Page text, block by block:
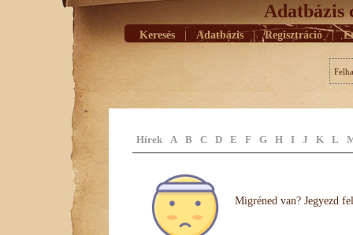
Adatbázis
Keresés Adatbázis | Regisztráció |
Hírek A B C D E F G H I J K L
Migréned van? Jegyezd